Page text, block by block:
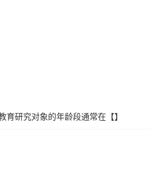
育研究对象的年龄段通常在【】